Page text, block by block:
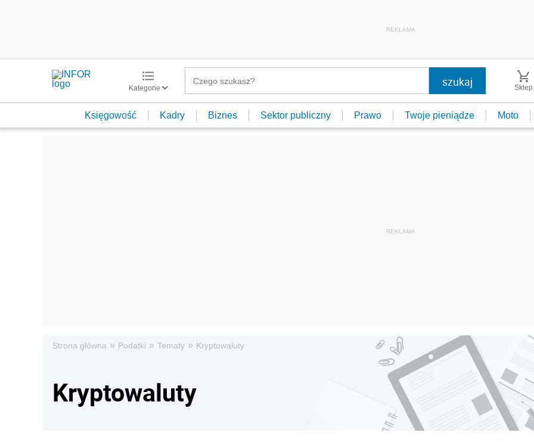
REKLAMA
Kategorie Sklep
Księgowość Kadry Biznes Sektor publiczny Prawo Twoje pieniądze Moto
Strona główna » Podatki » Tematy » Kryptowaluty
Kryptowaluty